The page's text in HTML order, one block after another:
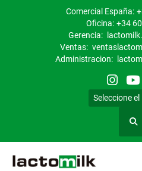
Comercial España:
Oficina: +34
Gerencia:
Ventas:
Administracion:
Seleccione